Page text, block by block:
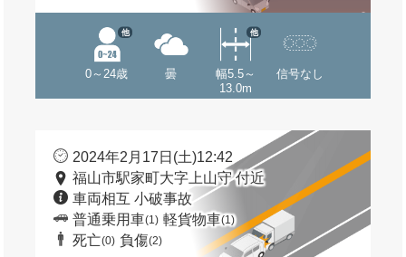
0～24歳
他
曇
幅5.5～
13.0m
他
信号なし
2024年2月17日(土)12:42
福山市駅家町大字上山守 付近
車両相互 小破事故
普通乗用車(1) 軽貨物車(1)
死亡(0) 負傷(2)